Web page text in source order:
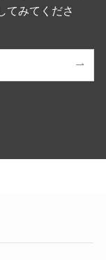
てみてくださ